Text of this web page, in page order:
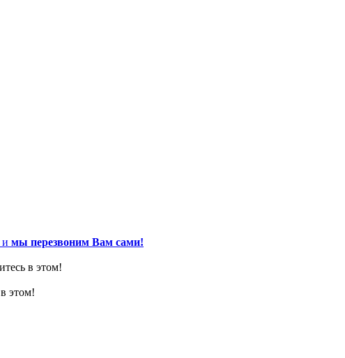
и мы перезвоним Вам сами!
в этом!
этом!